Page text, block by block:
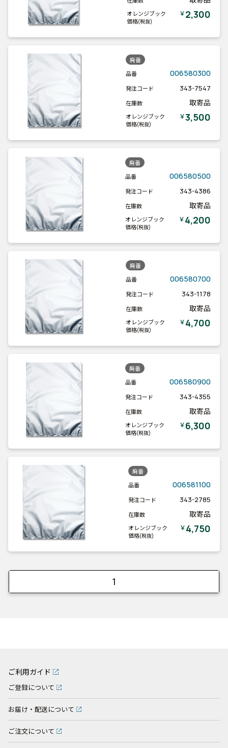
オレンジブック
価格(税抜)
￥2,300
廃番
品番
006580300
発注コード 343-7547
在庫数 取寄品
オレンジブック
価格(税抜)
￥3,500
廃番
品番
006580500
発注コード 343-4386
在庫数 取寄品
オレンジブック
価格(税抜)
￥4,200
廃番
品番
006580700
発注コード 343-1178
在庫数 取寄品
オレンジブック
価格(税抜)
￥4,700
廃番
品番
006580900
発注コード 343-4355
在庫数 取寄品
オレンジブック
価格(税抜)
￥6,300
廃番
品番
006581100
発注コード 343-2785
在庫数 取寄品
オレンジブック
価格(税抜)
￥4,750
1
ご利用ガイド
ご登録について
お届け・配送について
ご注文について